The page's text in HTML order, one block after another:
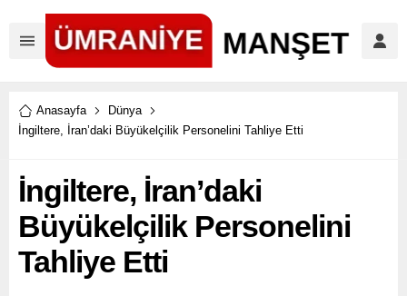
Anasayfa
Dünya
İngiltere, İran’daki Büyükelçilik Personelini Tahliye Etti
İngiltere, İran’daki
Büyükelçilik Personelini
Tahliye Etti